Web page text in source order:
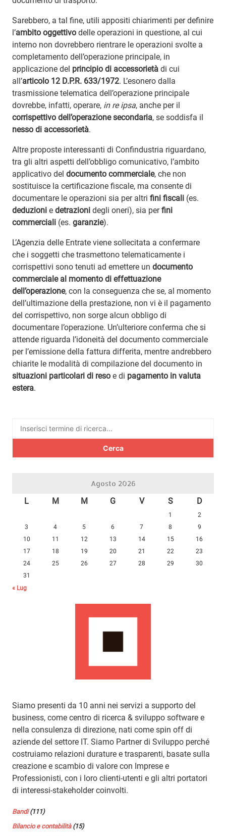
Sarebbero, a tal fine, utili appositi chiarimenti per definire
l’ambito oggettivo delle operazioni in questione, al cui
interno non dovrebbero rientrare le operazioni svolte a
completamento dell’operazione principale, in
applicazione del principio di accessorietà di cui
all’articolo 12 D.P.R. 633/1972. L’esonero dalla
trasmissione telematica dell’operazione principale
dovrebbe, infatti, operare, in re ipsa, anche per il
corrispettivo dell’operazione secondaria, se soddisfa il
nesso di accessorietà.
Altre proposte interessanti di Confindustria riguardano,
tra gli altri aspetti dell’obbligo comunicativo, l’ambito
applicativo del documento commerciale, che non
sostituisce la certificazione fiscale, ma consente di
documentare le operazioni sia per altri fini fiscali (es.
deduzioni e detrazioni degli oneri), sia perfini
commerciali (es. garanzie).
L’Agenzia delle Entrate viene sollecitata a confermare
che i soggetti che trasmettono telematicamente i
corrispettivi sono tenuti ad emettere un documento
commerciale al momento di effettuazione
dell’operazione, con la conseguenza che se, al momento
dell’ultimazione della prestazione, non vi è il pagamento
del corrispettivo, non sorge alcun obbligo di
documentare l’operazione. Un’ulteriore conferma che si
attende riguarda l’idoneità del documento commerciale
per l’emissione della fattura differita, mentre andrebbero
chiarite le modalità di compilazione del documento in
situazioni particolari di reso e di pagamento in valuta
estera.
Ricerca
Agosto 2026
L M M G V S D
1
2
3
4 5 6 7 8
9
10
11 12 13 14 15
16
17
18 19 20 21 22
23
24
25 26 27 28 29
30
31
« Lug
Siamo presenti da 10 anni nei servizi a supporto del
business, come centro di ricerca & sviluppo software e
nella consulenza di direzione, nati come spin off di
aziende del settore IT. Siamo Partner di Sviluppo perché
costruiamo relazioni durature e trasparenti, basate sulla
creazione e scambio di valore con Imprese e
Professionisti, con i loro clienti-utenti e gli altri portatori
di interessi-stakeholder coinvolti.
Bandi(111)
Bilancio e contabilità(15)